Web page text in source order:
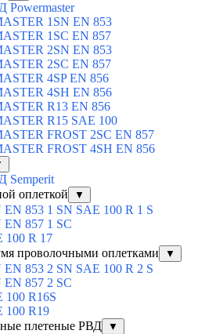
Powermaster
1SN EN 853
1SC EN 857
2SN EN 853
2SC EN 857
4SP EN 856
4SH EN 856
R13 EN 856
R15 SAE 100
FROST 2SC EN 857
FROST 4SH EN 856
Semperit
оплеткой
▼
853 1 SN SAE 100 R 1 S
857 1 SC
100 R 17
проволочными оплетками
▼
853 2 SN SAE 100 R 2 S
857 2 SC
100 R16S
100 R19
плетеные РВД
▼